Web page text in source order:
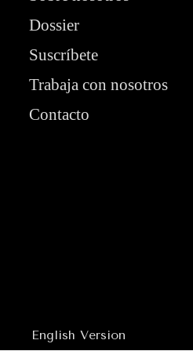
Dossier
Suscríbete
Trabaja con nosotros
Contacto
English Version